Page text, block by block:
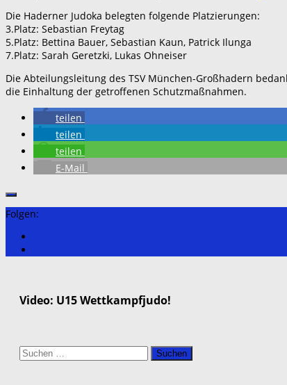
Die Haderner Judoka belegten folgende Platzierungen:
3.Platz: Sebastian Freytag
5.Platz: Bettina Bauer, Sebastian Kaun, Patrick Ilunga
7.Platz: Sarah Geretzki, Lukas Ohneiser
Die Abteilungsleitung des TSV München-Großhadern
die Einhaltung der getroffenen Schutzmaßnahmen.
teilen
teilen
teilen
E-Mail
Folgen:
Video: U15 Wettkampfjudo!
Suchen